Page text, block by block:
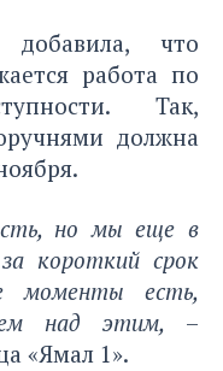
добавила, что
работа по
Так,
должна
но мы еще в
короткий срок
моменты есть,
над этим, –
«Ямал 1».